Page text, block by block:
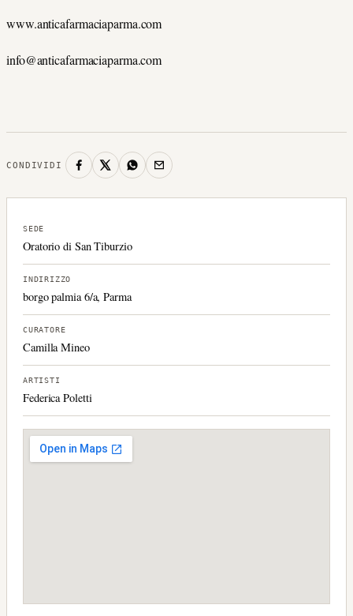
www.anticafarmaciaparma.com
info@anticafarmaciaparma.com
CONDIVIDI
SEDE
Oratorio di San Tiburzio
INDIRIZZO
borgo palmia 6/a, Parma
CURATORE
Camilla Mineo
ARTISTI
Federica Poletti